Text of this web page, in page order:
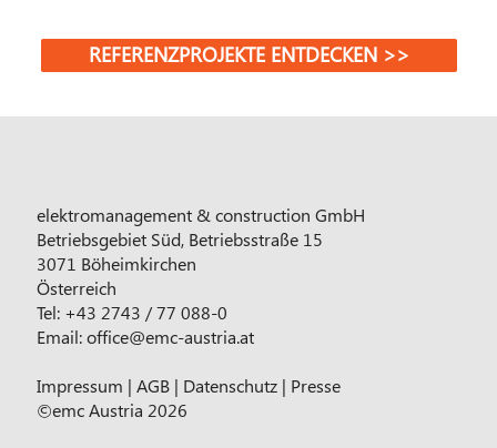
elektromanagement & construction GmbH
Betriebsgebiet Süd, Betriebsstraße 15
3071 Böheimkirchen
Österreich
Tel: +43 2743 / 77 088-0
Email:office@emc-austria.at
Impressum |AGB | Datenschutz | Presse
©emc Austria 2026
REFERENZPROJEKTE ENTDECKEN >>